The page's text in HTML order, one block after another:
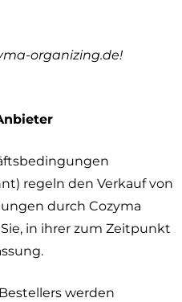
organizing.de!
regeln den Verkauf von
durch Cozyma
in ihrer zum Zeitpunkt
werden